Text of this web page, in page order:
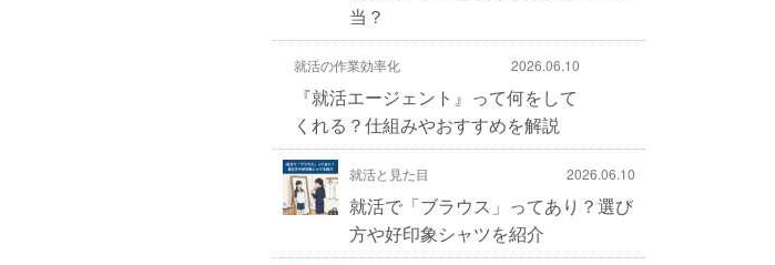
当？
就活の作業効率化 2026.06.10
『就活エージェント』って何をして
くれる？仕組みやおすすめを解説
就活と見た目 2026.06.10
就活で「ブラウス」ってあり？選び
方や好印象シャツを紹介